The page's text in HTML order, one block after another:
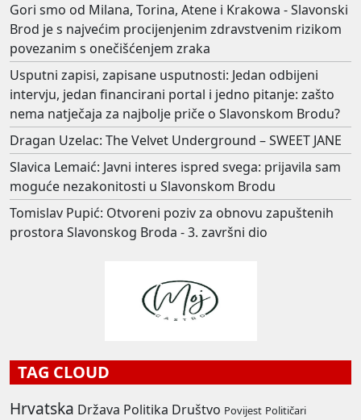
Gori smo od Milana, Torina, Atene i Krakowa - Slavonski
Brod je s najvećim procijenjenim zdravstvenim rizikom
povezanim s onečišćenjem zraka
Usputni zapisi, zapisane usputnosti: Jedan odbijeni
intervju, jedan financirani portal i jedno pitanje: zašto
nema natječaja za najbolje priče o Slavonskom Brodu?
Dragan Uzelac: The Velvet Underground – SWEET JANE
Slavica Lemaić: Javni interes ispred svega: prijavila sam
moguće nezakonitosti u Slavonskom Brodu
Tomislav Pupić: Otvoreni poziv za obnovu zapuštenih
prostora Slavonskog Broda - 3. završni dio
TAG CLOUD
Hrvatska Država Politika Društvo Povijest Političari